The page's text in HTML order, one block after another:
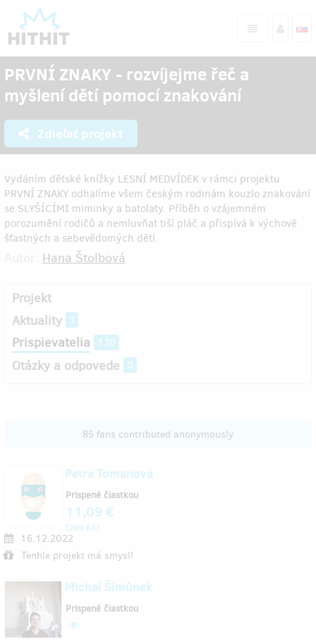
PRVNÍ ZNAKY - rozvíjejme řeč a
myšlení dětí pomocí znakování
Zdieľať projekt
Vydáním dětské knížky LESNÍ MEDVÍDEK v rámci projektu
PRVNÍ ZNAKY odhalíme všem českým rodinám kouzlo znakování
se SLYŠÍCÍMI miminky a batolaty. Příběh o vzájemném
porozumění rodičů a nemluvňat tiší pláč a přispívá k výchově
šťastných a sebevědomých dětí.
Hana Štolbová
Projekt
Aktuality 3
Prispievatelia 120
Otázky a odpovede 0
85 fans contributed anonymously
Petra Tomanová
16.12.2022
Tenhle projekt má smysl!
Prispené čiastkou
11,09 €
(269 Kč)
Michal Šimůnek
Prispené čiastkou